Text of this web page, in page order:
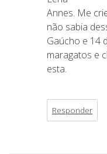
Annes. Me
não sabia
Gaúcho e 14
maragatos e
esta.
Responder